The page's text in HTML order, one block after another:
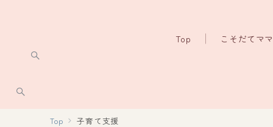
Top こそだてマ
Top 子育て支援